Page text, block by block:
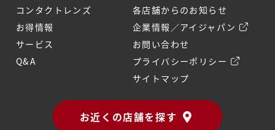
コンタクトレンズ
お得情報
サービス
Q&A
各店舗からのお知らせ
企業情報／アイジャパン
お問い合わせ
プライバシーポリシー
サイトマップ
お近くの店舗を探す